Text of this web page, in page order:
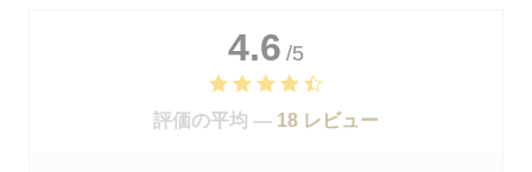
4.6 /5
評価の平均 — 18 レビュー